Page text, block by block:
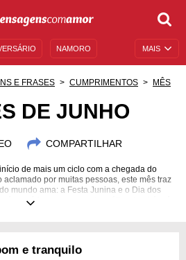
MAIS
NAMORO
E FRASES CUMPRIMENTOS MÊS
DE JUNHO
COMPARTILHAR
de mais um ciclo com a chegada do
por muitas pessoas, este mês traz
mundo ama: a Festa Junina e o Dia dos
é propício para uma autoanálise, também é
de junho e emane boas vibrações!
e tranquilo